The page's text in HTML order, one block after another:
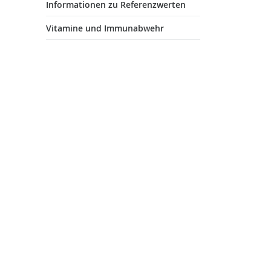
Informationen zu Referenzwerten
Vitamine und Immunabwehr